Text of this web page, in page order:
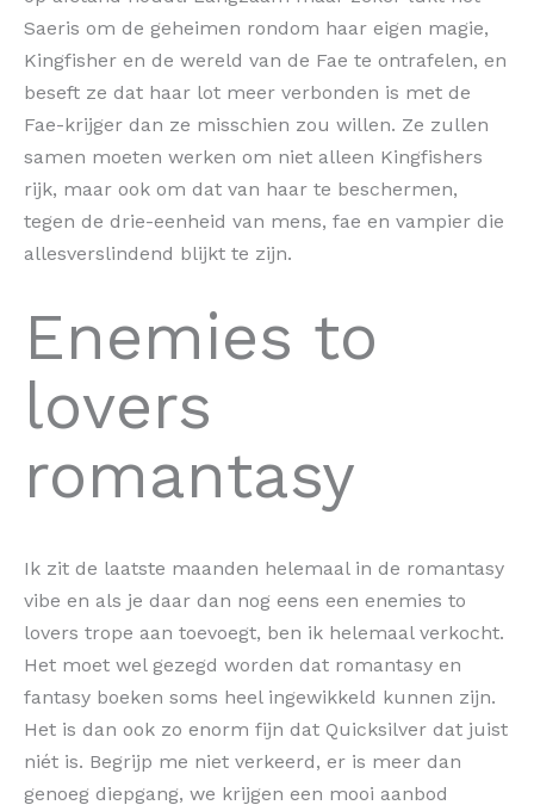
Saeris om de geheimen rondom haar eigen magie,
Kingfisher en de wereld van de Fae te ontrafelen, en
beseft ze dat haar lot meer verbonden is met de
Fae-krijger dan ze misschien zou willen. Ze zullen
samen moeten werken om niet alleen Kingfishers
rijk, maar ook om dat van haar te beschermen,
tegen de drie-eenheid van mens, fae en vampier die
allesverslindend blijkt te zijn.
Enemies to
lovers
romantasy
Ik zit de laatste maanden helemaal in de romantasy
vibe en als je daar dan nog eens een enemies to
lovers trope aan toevoegt, ben ik helemaal verkocht.
Het moet wel gezegd worden dat romantasy en
fantasy boeken soms heel ingewikkeld kunnen zijn.
Het is dan ook zo enorm fijn dat Quicksilver dat juist
niét is. Begrijp me niet verkeerd, er is meer dan
genoeg diepgang, we krijgen een mooi aanbod